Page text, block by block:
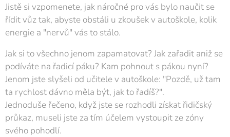
Jistě si vzpomenete, jak náročné pro vás bylo naučit se
řídit vůz tak, abyste obstáli u zkoušek v autoškole, kolik
energie a "nervů" vás to stálo.
Jak si to všechno jenom zapamatovat? Jak zařadit aniž se
podíváte na řadicí páku? Kam pohnout s pákou nyní?
Jenom jste slyšeli od učitele v autoškole: "Pozdě, už tam
ta rychlost dávno měla být, jak to řadíš?".
Jednoduše řečeno, když jste se rozhodli získat řidičský
průkaz, museli jste za tím účelem vystoupit ze zóny
svého pohodlí.